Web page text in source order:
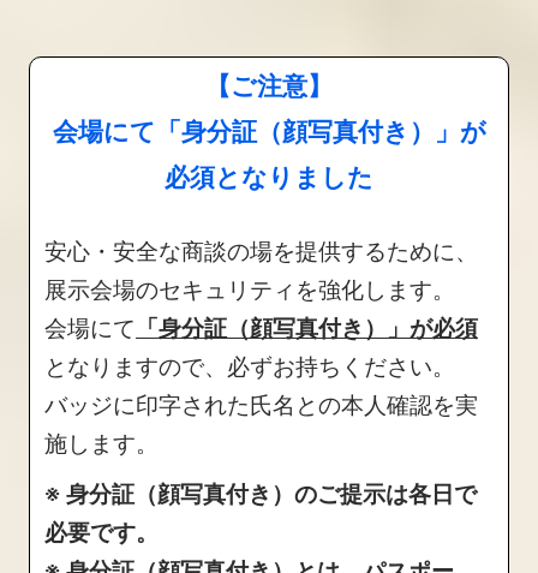
【ご注意】
会場にて「身分証（顔写真付き）」が
必須となりました
安心・安全な商談の場を提供するために、
展示会場のセキュリティを強化します。
会場にて 「身分証（顔写真付き）」が必須
となりますので、必ずお持ちください。
バッジに印字された氏名との本人確認を実
施します。
※ 身分証（顔写真付き）のご提示は各日で
必要です。